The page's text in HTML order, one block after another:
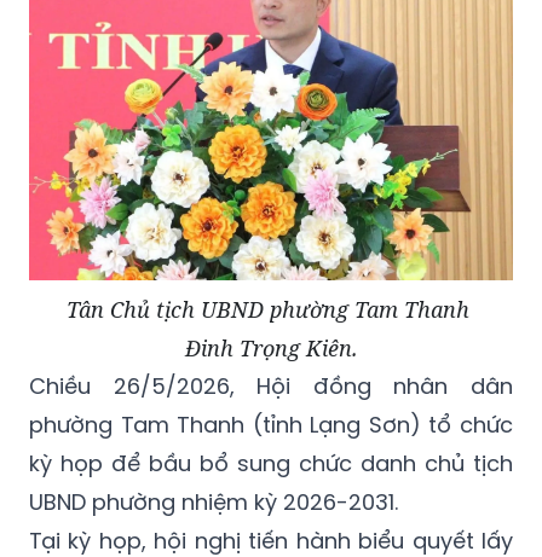
Tân Chủ tịch UBND phường Tam Thanh
Đinh Trọng Kiên.
Chiều 26/5/2026, Hội đồng nhân dân
phường Tam Thanh (tỉnh Lạng Sơn) tổ chức
kỳ họp để bầu bổ sung chức danh chủ tịch
UBND phường nhiệm kỳ 2026-2031.
Tại kỳ họp, hội nghị tiến hành biểu quyết lấy